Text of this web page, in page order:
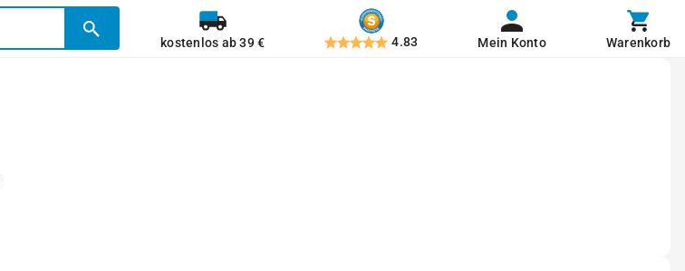
kostenlos ab 39 € 4.83 Mein Konto Warenkorb